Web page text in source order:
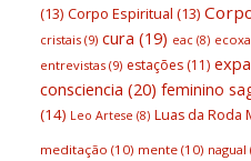
(13) Corpo Espiritual (13)
cristais (9) cura (19) eac (8)
entrevistas (9) estações (11)
consciencia (20) feminino
(14) Leo Artese (8) Luas da Roda
meditação (10) mente (10) nagual